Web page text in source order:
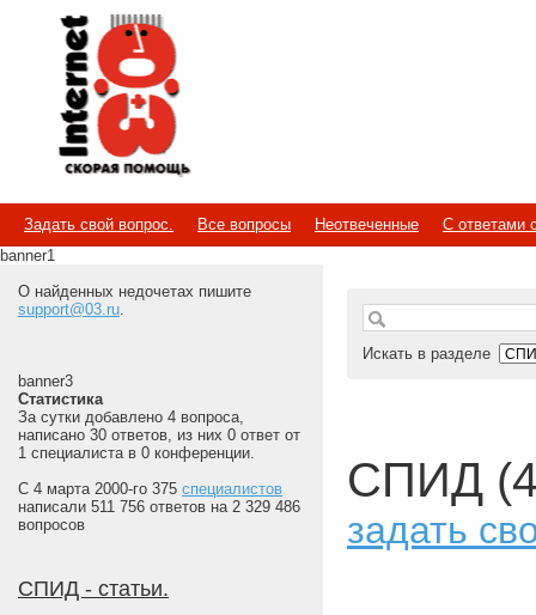
Internet
Скорая помощь
Задать свой вопрос. Все вопросы Неотвеченные
С ответами
banner1
О найденных недочетах пишите
support@03.ru.
banner3
Статистика
За сутки добавлено 4 вопроса,
написано 30 ответов, из них 0 ответ от
1 специалиста в 0 конференции.
С 4 марта 2000-го 375 специалистов
написали 511 756 ответов на 2 329 486
вопросов
СПИД - статьи.
Искать в разделе
СПИД
задать